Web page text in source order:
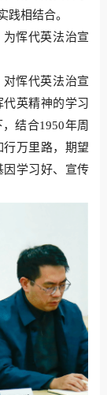
践相结合。
恽代英法治宣
恽代英法治宣
英精神的学习
结合1950年周
万里路，期望
因学习好、宣传